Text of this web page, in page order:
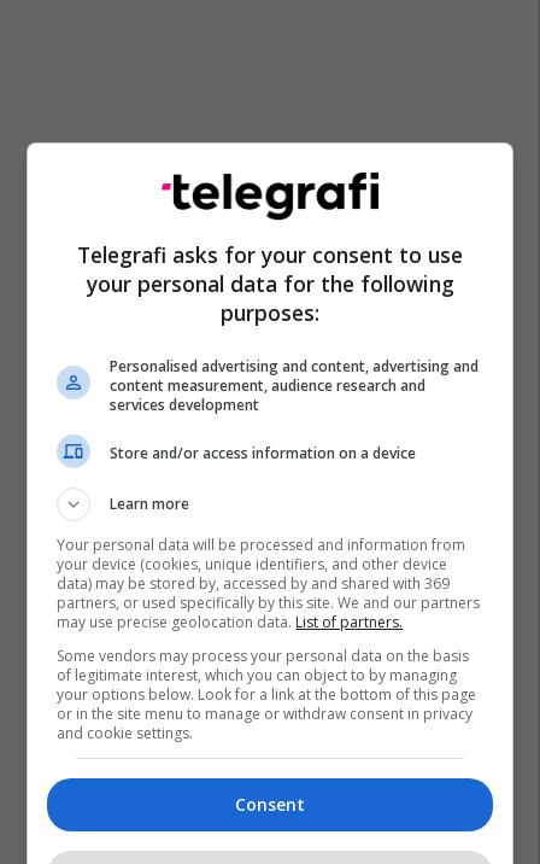
Melisa Zekaj Valdet Zekaj Rasti I Kumanovës
Telegrafi asks for your consent to use
your personal data for the following
purposes:
Personalised advertising and content, advertising and
content measurement, audience research and
services development
Store and/or access information on a device
Learn more
Your personal data will be processed and information from
your device (cookies, unique identifiers, and other device
data) may be stored by, accessed by and shared with 369
partners, or used specifically by this site. We and our partners
may use precise geolocation data. List of partners.
Some vendors may process your personal data on the basis
of legitimate interest, which you can object to by managing
your options below. Look for a link at the bottom of this page
or in the site menu to manage or withdraw consent in privacy
and cookie settings.
Consent